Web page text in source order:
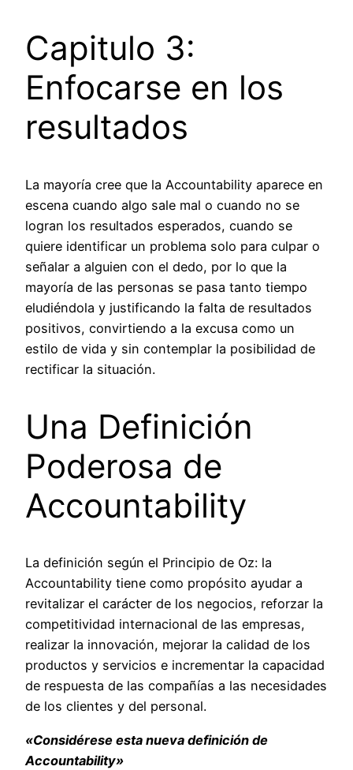
Capitulo 3:
Enfocarse en los
resultados
La mayoría cree que la Accountability aparece en
escena cuando algo sale mal o cuando no se
logran los resultados esperados, cuando se
quiere identificar un problema solo para culpar o
señalar a alguien con el dedo, por lo que la
mayoría de las personas se pasa tanto tiempo
eludiéndola y justificando la falta de resultados
positivos, convirtiendo a la excusa como un
estilo de vida y sin contemplar la posibilidad de
rectificar la situación.
Una Definición
Poderosa de
Accountability
La definición según el Principio de Oz: la
Accountability tiene como propósito ayudar a
revitalizar el carácter de los negocios, reforzar la
competitividad internacional de las empresas,
realizar la innovación, mejorar la calidad de los
productos y servicios e incrementar la capacidad
de respuesta de las compañías a las necesidades
de los clientes y del personal.
«Considérese esta nueva definición de
Accountability»